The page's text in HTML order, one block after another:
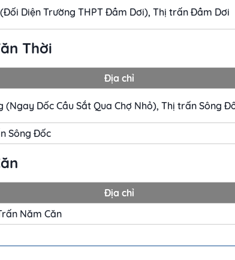
Diện Trường THPT Đầm Dơi), Thị trấn Đầm Dơi
Thời
Địa chỉ
(Ngay Dốc Cầu Sắt Qua Chợ Nhỏ), Thị trấn Sông
Sông Đốc
Địa chỉ
Năm Căn